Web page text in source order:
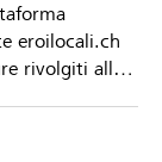
eroilocali.ch
rivolgiti alla